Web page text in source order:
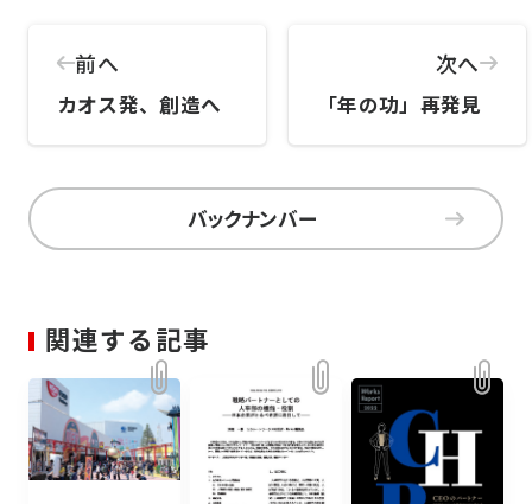
前へ
カオス発、創造へ
次へ
「年の功」再発見
バックナンバー
関連する記事